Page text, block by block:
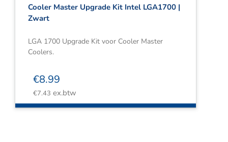
Winkelwagen
Cooler Master Upgrade Kit Intel LGA1700 |
Zwart
LGA 1700 Upgrade Kit voor Cooler Master
Coolers.
€8.99
€7.43 ex.btw